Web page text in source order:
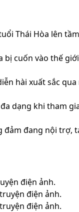
Thái Hòa lên
bị cuốn vào thế
hài xuất sắc qua
dạng khi tham
đảm đang nội trợ,
điện ảnh.
điện ảnh.
điện ảnh.